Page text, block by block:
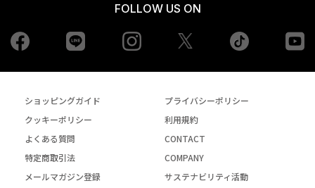
FOLLOW US ON
Facebook Instagram tiktok
ショッピングガイド
プライバシーポリシー
クッキーポリシー
利用規約
よくある質問
CONTACT
特定商取引法
COMPANY
メールマガジン登録
サステナビリティ活動